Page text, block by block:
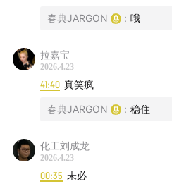
春典JARGON : 哦
拉嘉宝
2026.4.23
41:40 真笑疯
春典JARGON : 稳住
化工刘成龙
2026.4.23
00:35 未必